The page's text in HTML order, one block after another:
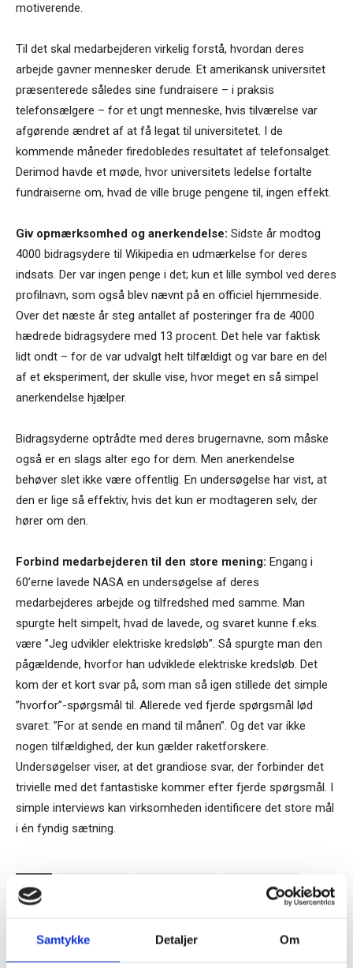
Samtykke Detaljer Om
motiverende.
Til det skal medarbejderen virkelig forstå, hvordan deres
arbejde gavner mennesker derude. Et amerikansk universitet
præsenterede således sine fundraisere – i praksis
telefonsælgere – for et ungt menneske, hvis tilværelse var
afgørende ændret af at få legat til universitetet. I de
kommende måneder firedobledes resultatet af telefonsalget.
Derimod havde et møde, hvor universitets ledelse fortalte
fundraiserne om, hvad de ville bruge pengene til, ingen effekt.
Giv opmærksomhed og anerkendelse: Sidste år modtog
4000 bidragsydere til Wikipedia en udmærkelse for deres
indsats. Der var ingen penge i det; kun et lille symbol ved deres
profilnavn, som også blev nævnt på en officiel hjemmeside.
Over det næste år steg antallet af posteringer fra de 4000
hædrede bidragsydere med 13 procent. Det hele var faktisk
lidt ondt – for de var udvalgt helt tilfældigt og var bare en del
af et eksperiment, der skulle vise, hvor meget en så simpel
anerkendelse hjælper.
Bidragsyderne optrådte med deres brugernavne, som måske
også er en slags alter ego for dem. Men anerkendelse
behøver slet ikke være offentlig. En undersøgelse har vist, at
den er lige så effektiv, hvis det kun er modtageren selv, der
hører om den.
Forbind medarbejderen til den store mening: Engang i
60’erne lavede NASA en undersøgelse af deres
medarbejderes arbejde og tilfredshed med samme. Man
spurgte helt simpelt, hvad de lavede, og svaret kunne f.eks.
være ”Jeg udvikler elektriske kredsløb”. Så spurgte man den
pågældende, hvorfor han udviklede elektriske kredsløb. Det
kom der et kort svar på, som man så igen stillede det simple
”hvorfor”-spørgsmål til. Allerede ved fjerde spørgsmål lød
svaret: ”For at sende en mand til månen”. Og det var ikke
nogen tilfældighed, der kun gælder raketforskere.
Undersøgelser viser, at det grandiose svar, der forbinder det
trivielle med det fantastiske kommer efter fjerde spørgsmål. I
simple interviews kan virksomheden identificere det store mål
i én fyndig sætning.
fundraisere
Medarbejdere